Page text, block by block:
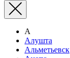
А
Алушта
Альметьевск